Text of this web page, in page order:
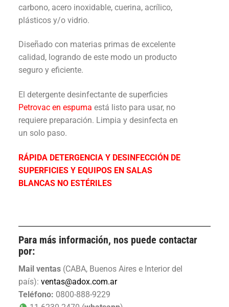
carbono, acero inoxidable, cuerina, acrílico,
plásticos y/o vidrio.
Diseñado con materias primas de excelente
calidad, logrando de este modo un producto
seguro y eficiente.
El detergente desinfectante de superficies
Petrovac en espuma está listo para usar, no
requiere preparación. Limpia y desinfecta en
un solo paso.
RÁPIDA DETERGENCIA Y DESINFECCIÓN DE
SUPERFICIES Y EQUIPOS EN SALAS
BLANCAS NO ESTÉRILES
Para más información, nos puede contactar
por:
Mail ventas (CABA, Buenos Aires e Interior del
país): ventas@adox.com.ar
Teléfono: 0800-888-9229